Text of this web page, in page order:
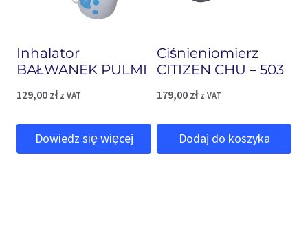
Inhalator
BAŁWANEK PULMI
129,00 zł z VAT
Dowiedz się więcej
Ciśnieniomierz
CITIZEN CHU – 503
179,00 zł z VAT
Dodaj do koszyka